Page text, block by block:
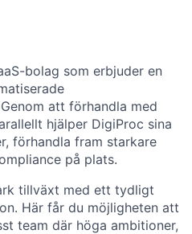
bolag som erbjuder en
att förhandla med
hjälper DigiProc sina
förhandla fram starkare
på plats.
tillväxt med ett tydligt
Här får du möjligheten att
team där höga ambitioner,